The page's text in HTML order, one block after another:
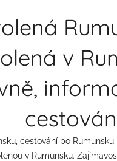
v
cestování po
v Rumunsku.